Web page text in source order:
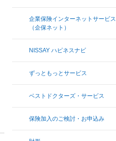
企業保険インターネットサービス
（企保ネット）
NISSAY ハピネスナビ
ずっともっとサービス
ベストドクターズ・サービス
保険加入のご検討・お申込み